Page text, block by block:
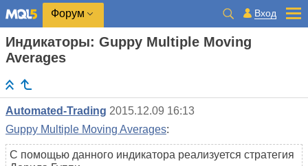
Форум Вход
Индикаторы: Guppy Multiple Moving
Averages
Automated-Trading 2015.12.09 16:13
Guppy Multiple Moving Averages:
С помощью данного индикатора реализуется стратегия